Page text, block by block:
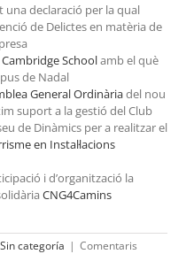
una declaració per la qual
de Delictes en matèria de
Cambridge Schoolamb el què
de Nadal
General Ordinàriadel nou
suport a la gestió del Club
de Dinàmics per a realitzar el
en Instal·lacions
i d’organització la
CNG4Camins
Sin categoría | Comentaris